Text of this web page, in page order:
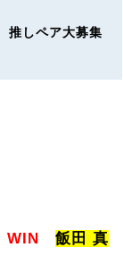
推しペア大募集
WIN
飯田 真